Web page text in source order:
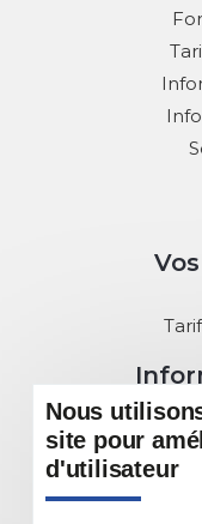
Sous
Nous
site pour
d'utilisateur